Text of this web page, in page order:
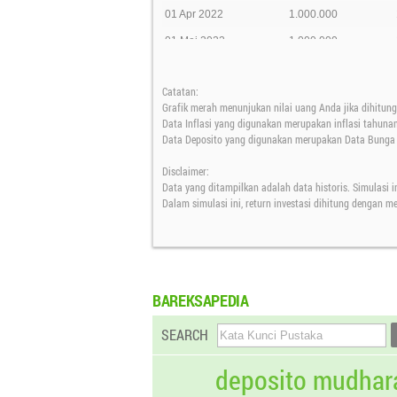
01 Apr 2022 1.000.000
01 Mei 2022 1.000.000
01 Jul 2022
01 Agt 2022 1.000.000
01 Sep 2022 1.000.000
01 Okt 2022
01 Nov 2022 1.000.000
01 Mar 2023
01 Apr 2023 1.000.000
01 Jun 2023 1.000.000
Catatan:
Grafik merah menunjukan nilai uang Anda jika
Data Inflasi yang digunakan merupakan inflasi
Data Deposito yang digunakan merupakan Data
Disclaimer:
Data yang ditampilkan adalah data historis. Simulasi
Dalam simulasi ini, return investasi dihitung dengan
BAREKSAPEDIA
SEARCH
deposito